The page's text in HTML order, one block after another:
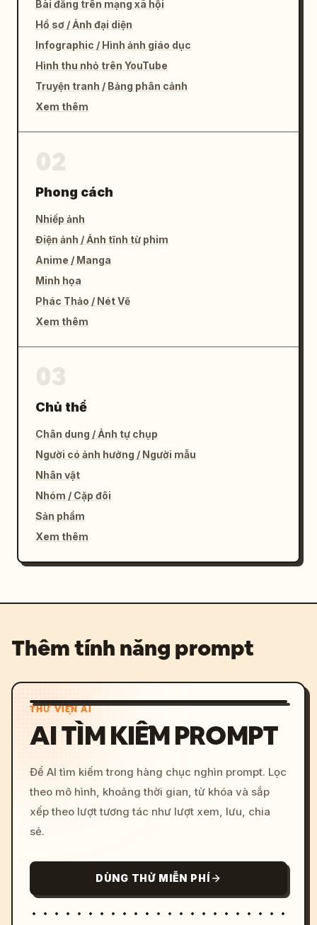
Bài đăng trên mạng xã hội
Hồ sơ / Ảnh đại diện
Infographic / Hình ảnh giáo dục
Hình thu nhỏ trên YouTube
Truyện tranh / Bảng phân cảnh
Xem thêm
Phong cách
Nhiếp ảnh
Điện ảnh / Ảnh tĩnh từ phim
Anime / Manga
Minh họa
Phác Thảo / Nét Vẽ
Xem thêm
Chủ thể
Chân dung / Ảnh tự chụp
Người có ảnh hưởng / Người mẫu
Nhân vật
Nhóm / Cặp đôi
Sản phẩm
Xem thêm
Thêm tính năng prompt
THƯ VIỆN AI
AI TÌM KIẾM PROMPT
Để AI tìm kiếm trong hàng chục nghìn prompt. Lọc
theo mô hình, khoảng thời gian, từ khóa và sắp
xếp theo lượt tương tác như lượt xem, lưu, chia
sẻ.
DÙNG THỬ MIỄN PHÍ